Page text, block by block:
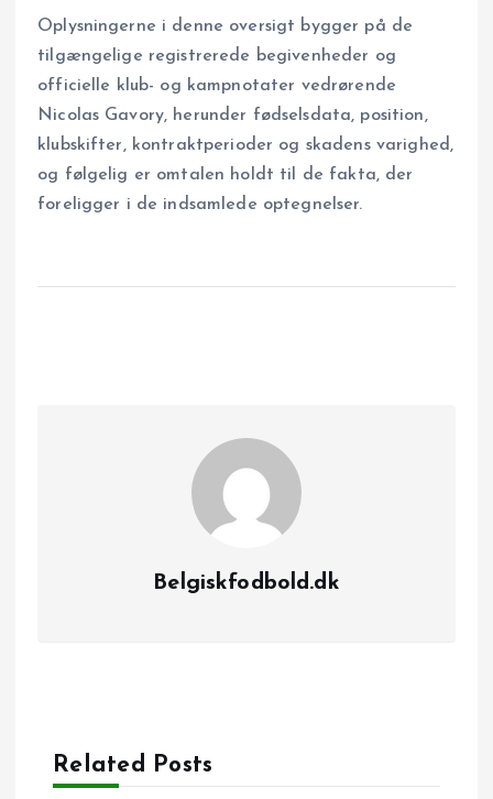
Oplysningerne i denne oversigt bygger på de
tilgængelige registrerede begivenheder og
officielle klub- og kampnotater vedrørende
Nicolas Gavory, herunder fødselsdata, position,
klubskifter, kontraktperioder og skadens varighed,
og følgelig er omtalen holdt til de fakta, der
foreligger i de indsamlede optegnelser.
Belgiskfodbold.dk
Related Posts